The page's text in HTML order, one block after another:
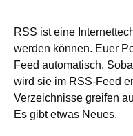
RSS ist eine
werden können. Euer
Feed automatisch.
wird sie im RSS-Feed
Verzeichnisse greifen
Es gibt etwas Neues.